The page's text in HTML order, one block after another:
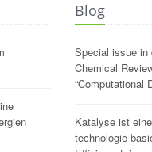
Blog
Special issue in
Chemical
“Computational
Katalyse ist
technologie-